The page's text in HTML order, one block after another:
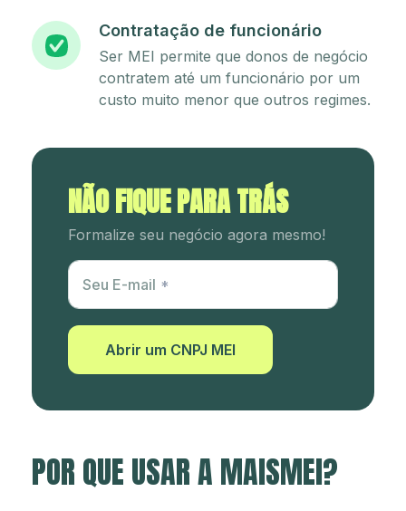
Contratação de funcionário
Ser MEI permite que donos de negócio
contratem até um funcionário por um
custo muito menor que outros regimes.
NÃO FIQUE PARA TRÁS
Formalize seu negócio agora mesmo!
Utm Content
Seu E-mail
Abrir um CNPJ MEI
POR QUE USAR A MAISMEI?